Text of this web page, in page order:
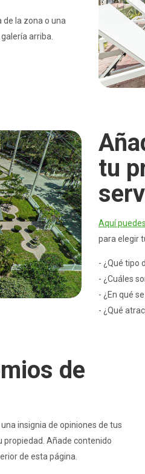
la zona o una
arriba.
tu
Aquí
para elegir
- ¿Qué tipo
- ¿Cuáles
- ¿En qué
- ¿Qué
de
insignia de opiniones de tus
propiedad. Añade contenido
de esta página.